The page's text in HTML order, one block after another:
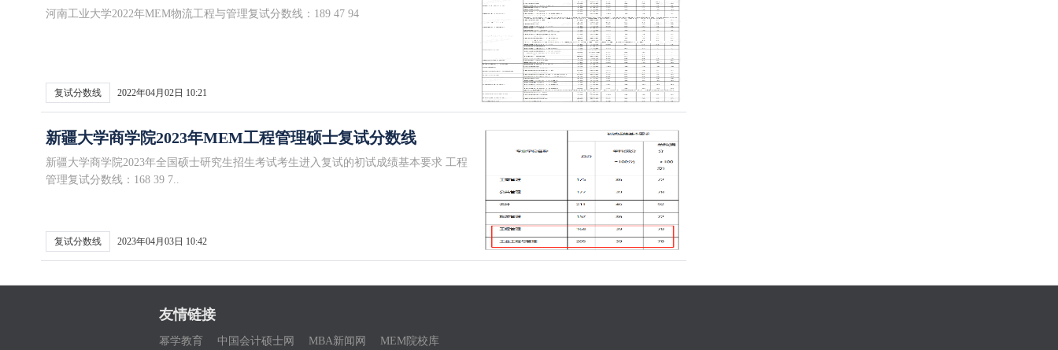
河南工业大学2022年MEM物流工程与管理复试分数线：189 47 94
复试分数线 2022年04月02日 10:21
新疆大学商学院2023年MEM工程管理硕士复试分数线
新疆大学商学院2023年全国硕士研究生招生考试考生进入复试的初试成绩基本要求 工程
管理复试分数线：168 39 7..
复试分数线 2023年04月03日 10:42
友情链接
幂学教育 中国会计硕士网 MBA新闻网 MEM院校库